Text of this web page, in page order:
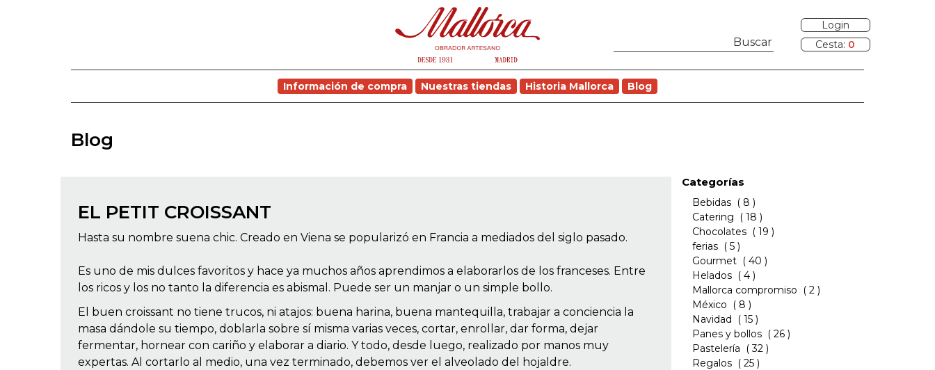
Login
Cesta: 0
Información de compra Nuestras tiendas Historia Mallorca Blog
Blog
EL PETIT CROISSANT
Hasta su nombre suena chic. Creado en Viena se popularizó en Francia a mediados del siglo pasado.
Es uno de mis dulces favoritos y hace ya muchos años aprendimos a elaborarlos de los franceses. Entre
los ricos y los no tanto la diferencia es abismal. Puede ser un manjar o un simple bollo.
El buen croissant no tiene trucos, ni atajos: buena harina, buena mantequilla, trabajar a conciencia la
masa dándole su tiempo, doblarla sobre sí misma varias veces, cortar, enrollar, dar forma, dejar
fermentar, hornear con cariño y elaborar a diario. Y todo, desde luego, realizado por manos muy
expertas. Al cortarlo al medio, una vez terminado, debemos ver el alveolado del hojaldre.
Categorías
Bebidas( 8 )
Catering ( 18 )
Chocolates( 19 )
ferias ( 5 )
Gourmet( 40 )
Helados( 4 )
Mallorca compromiso ( 2 )
México ( 8 )
Navidad ( 15 )
Panes y bollos( 26 )
Pastelería ( 32 )
Regalos( 25 )